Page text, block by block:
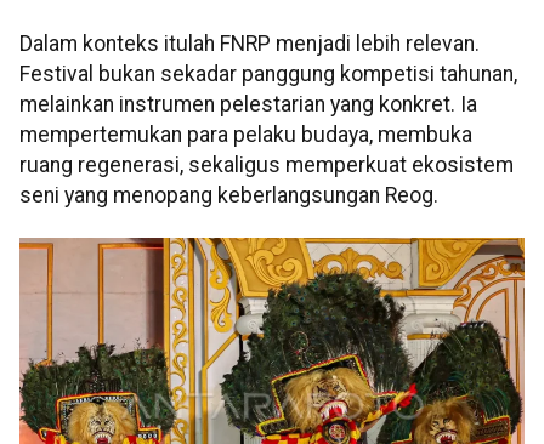
Dalam konteks itulah FNRP menjadi lebih relevan.
Festival bukan sekadar panggung kompetisi tahunan,
melainkan instrumen pelestarian yang konkret. Ia
mempertemukan para pelaku budaya, membuka
ruang regenerasi, sekaligus memperkuat ekosistem
seni yang menopang keberlangsungan Reog.